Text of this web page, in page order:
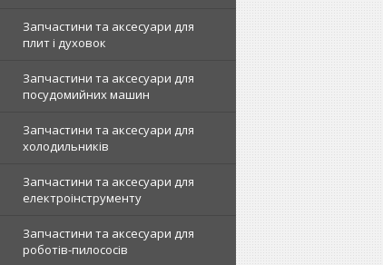
Запчастини та аксесуари для
плит і духовок
Запчастини та аксесуари для
посудомийних машин
Запчастини та аксесуари для
холодильників
Запчастини та аксесуари для
електроінструменту
Запчастини та аксесуари для
роботів-пилососів